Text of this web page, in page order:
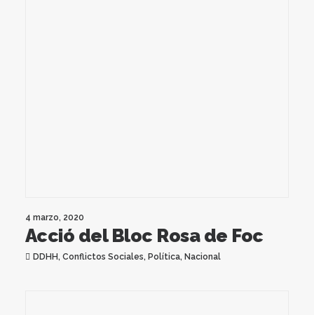
4 marzo, 2020
Acció del Bloc Rosa de Foc
DDHH, Conflictos Sociales, Política, Nacional